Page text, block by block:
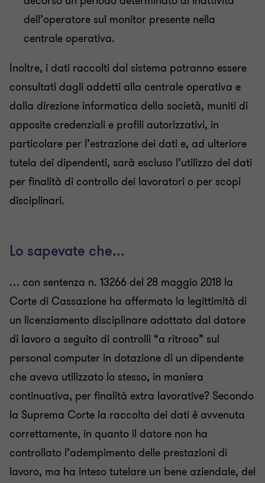
dell’operatore sul monitor presente nella
centrale operativa.
Inoltre, i dati raccolti dal sistema potranno essere
consultati dagli addetti alla centrale operativa e
dalla direzione informatica della società, muniti di
apposite credenziali e profili autorizzativi, in
particolare per l’estrazione dei dati e, ad ulteriore
tutela dei dipendenti, sarà escluso l’utilizzo dei dati
per finalità di controllo dei lavoratori o per scopi
disciplinari.
Lo sapevate che...
… con sentenza n. 13266 del 28 maggio 2018 la
Corte di Cassazione ha affermato la legittimità di
un licenziamento disciplinare adottato dal datore
di lavoro a seguito di controlli “a ritroso” sul
personal computer in dotazione di un dipendente
che aveva utilizzato lo stesso, in maniera
continuativa, per finalità extra lavorative? Secondo
la Suprema Corte la raccolta dei dati è avvenuta
correttamente, in quanto il datore non ha
controllato l’adempimento delle prestazioni di
lavoro, ma ha inteso tutelare un bene aziendale, del